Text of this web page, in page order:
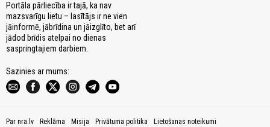
Portāla pārliecība ir tajā, ka nav
mazsvarīgu lietu – lasītājs ir ne vien
jāinformē, jābrīdina un jāizglīto, bet arī
jādod brīdis atelpai no dienas
saspringtajiem darbiem.
Sazinies ar mums:
Par nra.lv Reklāma Misija Privātuma politika Lietošanas noteikumi